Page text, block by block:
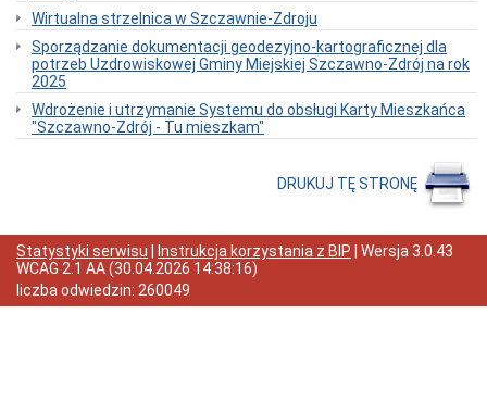
naborze
pracowników
Ogłoszenia,
obwieszczenia,
informacje
innych
instytucji
dolnośląskiego
Fundusz
Szerokopasmowy
Konkurs
Wirtualna strzelnica w Szczawnie-Zdroju
Sporządzanie dokumentacji geodezyjno-kartograficznej dla
potrzeb Uzdrowiskowej Gminy Miejskiej Szczawno-Zdrój na rok
2025
Wdrożenie i utrzymanie Systemu do obsługi Karty Mieszkańca
"Szczawno-Zdrój - Tu mieszkam"
DRUKUJ TĘ STRONĘ
Statystyki serwisu Instrukcja korzystania z BIP | Wersja 3.0.43
WCAG 2.1 AA(30.04.2026 14:38:16)
liczba odwiedzin: 260049